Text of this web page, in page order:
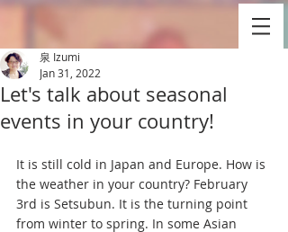
Let's talk about seasonal
events in your country!
泉 Izumi
Jan 31, 2022
It is still cold in Japan and Europe. How is
the weather in your country? February
3rd is Setsubun. It is the turning point
from winter to spring. In some Asian